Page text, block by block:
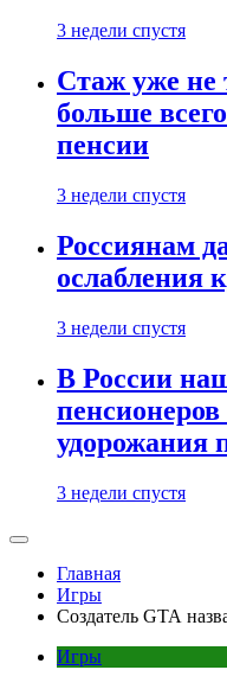
3 недели спустя
Стаж уже не
больше
пенсии
3 недели спустя
Россиянам
ослабления
3 недели спустя
В России
удорожания
3 недели спустя
Главная
Игры
Создатель GTA
Игры